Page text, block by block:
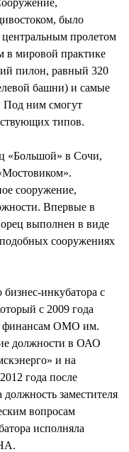
было
центральным пролетом
в мировой практике
пилон, равный 320
башни) и самые
Под ним смогут
типов.
«Большой» в Сочи,
сооружение,
Впервые в
выполнен в виде
сооружениях
инкубатора с
с 2009 года
финансам ОМО им.
должности в ОАО
и на
года после
заместителя
вопросам
исполняла